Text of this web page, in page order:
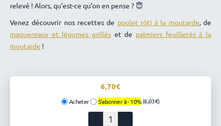
relevé ! Alors, qu’est-ce qu’on en pense ? 😇
Venez découvrir nos recettes de poulet rôti à la moutarde , de
maquereaux et légumes grillés et de palmiers feuilletés à la
moutarde !
6,70
Acheter S'abonner à -10% (6,03€)
quantité